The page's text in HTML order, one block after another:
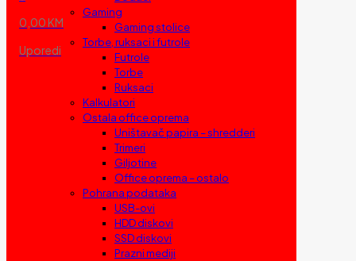
0,00 KM
Uporedi
Gaming
Gaming stolice
Torbe, ruksaci i futrole
Futrole
Torbe
Ruksaci
Kalkulatori
Ostala office oprema
Uništavač papira – shredderi
Trimeri
Giljotine
Office oprema – ostalo
Pohrana podataka
USB-ovi
HDD diskovi
SSD diskovi
Prazni mediji